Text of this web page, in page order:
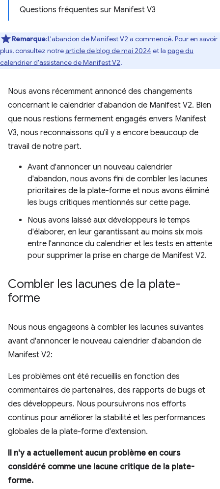
Questions fréquentes sur Manifest V3
Remarque:L'abandon de Manifest V2 a commencé. Pour en savoir
plus, consultez notrearticle de blog de mai 2024et la page du
calendrier d'assistance de Manifest V2.
Nous avons récemment annoncé des changements
concernant le calendrier d'abandon de Manifest V2. Bien
que nous restions fermement engagés envers Manifest
V3, nous reconnaissons qu'il y a encore beaucoup de
travail de notre part.
Avant d'annoncer un nouveau calendrier
d'abandon, nous avons fini de combler les lacunes
prioritaires de la plate-forme et nous avons éliminé
les bugs critiques mentionnés sur cette page.
Nous avons laissé aux développeurs le temps
d'élaborer, en leur garantissant au moins six mois
entre l'annonce du calendrier et les tests en attente
pour supprimer la prise en charge de Manifest V2.
Combler les lacunes de la plate-
forme
Nous nous engageons à combler les lacunes suivantes
avant d'annoncer le nouveau calendrier d'abandon de
Manifest V2:
Les problèmes ont été recueillis en fonction des
commentaires de partenaires, des rapports de bugs et
des développeurs. Nous poursuivrons nos efforts
continus pour améliorer la stabilité et les performances
globales de la plate-forme d'extension.
Il n'y a actuellement aucun problème en cours
considéré comme une lacune critique de la plate-
forme.